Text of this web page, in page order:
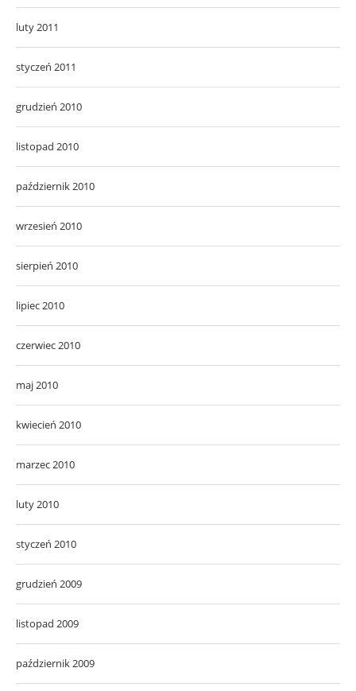
luty 2011
styczeń 2011
grudzień 2010
listopad 2010
październik 2010
wrzesień 2010
sierpień 2010
lipiec 2010
czerwiec 2010
maj 2010
kwiecień 2010
marzec 2010
luty 2010
styczeń 2010
grudzień 2009
listopad 2009
październik 2009